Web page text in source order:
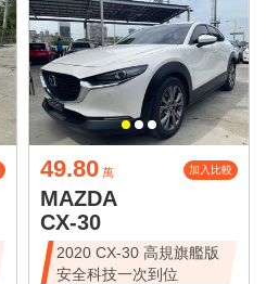
49.80 萬 加入比較
MAZDA
CX-30
2020 CX-30 高規旗艦版
安全科技一次到位